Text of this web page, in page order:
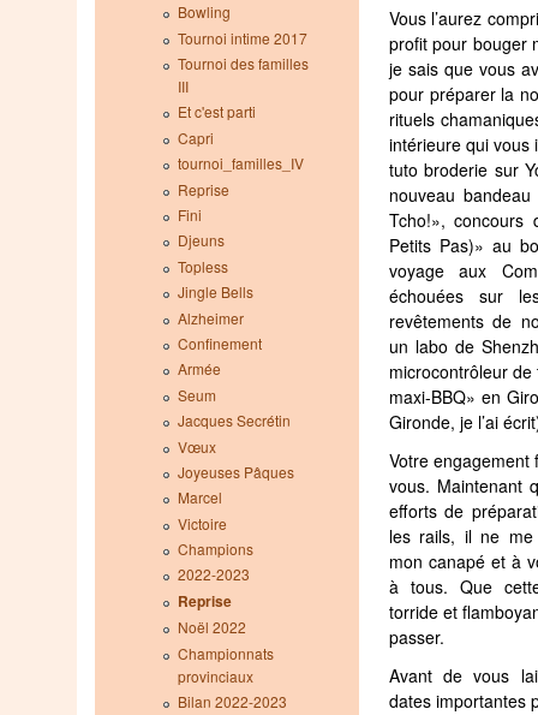
Vous l’aurez
profit pour bouger
je sais que vous
pour préparer la
rituels
intérieure qui vous
tuto broderie sur
nouveau
Tcho!», concours
Petits Pas)» au
voyage aux
échouées sur
revêtements de
un labo de
microcontrôleur
maxi-BBQ» en
Gironde, je l’ai
Votre engagement
vous. Maintenant
efforts de
les rails, il ne me
mon canapé et à
à tous. Que
torride et
passer.
Avant de vous
dates importantes
Bowling
Tournoi intime 2017
Tournoi des familles
III
Et c'est parti
Capri
tournoi_familles_IV
Reprise
Fini
Djeuns
Topless
Jingle Bells
Alzheimer
Confinement
Armée
Seum
Jacques Secrétin
Vœux
Joyeuses Pâques
Marcel
Victoire
Champions
2022-2023
Reprise
Noël 2022
Championnats
provinciaux
Bilan 2022-2023